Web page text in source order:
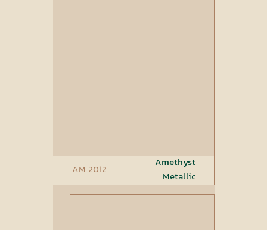
Amethyst
Metallic
AM 2012